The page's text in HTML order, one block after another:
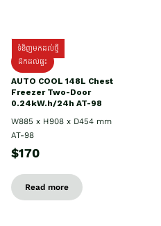
ទំនិញមកដល់ថ្មី
ដឹកដល់ផ្ទះ
AUTO COOL 148L Chest
Freezer Two-Door
0.24kW.h/24h AT-98
W885 x H908 x D454 mm
AT-98
$170
Read more